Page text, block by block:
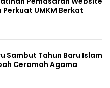
Perkuat UMKM Berkat
Sambut Tahun Baru Islam
Ceramah Agama